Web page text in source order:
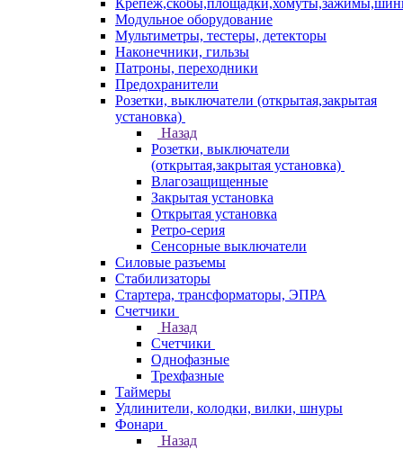
Модульное оборудование
Мультиметры, тестеры, детекторы
Наконечники, гильзы
Патроны, переходники
Предохранители
Розетки, выключатели (открытая,закрытая
установка)
Назад
Розетки, выключатели
(открытая,закрытая установка)
Влагозащищенные
Закрытая установка
Открытая установка
Ретро-серия
Сенсорные выключатели
Силовые разъемы
Стабилизаторы
Стартера, трансформаторы, ЭПРА
Счетчики
Назад
Счетчики
Однофазные
Трехфазные
Таймеры
Удлинители, колодки, вилки, шнуры
Фонари
Назад